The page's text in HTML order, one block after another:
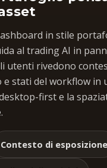
in stile
al trading AI in
utenti rivedono
e stati del workflow in
first e la
Contesto di esposizione